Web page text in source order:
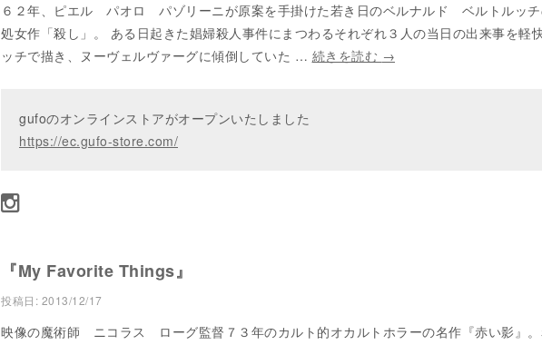
６２年、ピエル パオロ パゾリーニが原案を手掛けた若き日のベルナルド ベルトルッチ
処女作「殺し」。 ある日起きた娼婦殺人事件にまつわるそれぞれ３人の当日の出来事を軽
ッチで描き、ヌーヴェルヴァーグに傾倒していた … 続きを読む →
gufoのオンラインストアがオープンいたしました
https://ec.gufo-store.com/
『My Favorite Things』
投稿日: 2013/12/17
映像の魔術師 ニコラス ローグ監督７３年のカルト的オカルトホラーの名作『赤い影』